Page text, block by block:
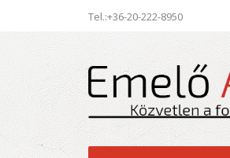
Tel.:+36-20-222-8950